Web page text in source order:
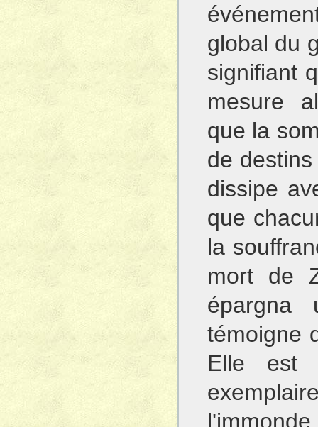
global du
signifiant
mesure
que la
de
dissipe
que
la
mort de
épargna
témoigne
Elle est